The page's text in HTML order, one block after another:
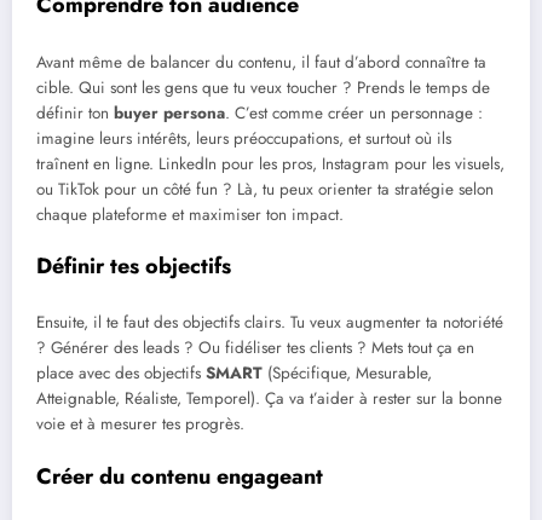
Avant même de balancer du contenu, il faut d’abord connaître ta
cible. Qui sont les gens que tu veux toucher ? Prends le temps de
définir ton buyer persona. C’est comme créer un personnage :
imagine leurs intérêts, leurs préoccupations, et surtout où ils
traînent en ligne. LinkedIn pour les pros, Instagram pour les visuels,
ou TikTok pour un côté fun ? Là, tu peux orienter ta stratégie selon
chaque plateforme et maximiser ton impact.
Définir tes objectifs
Ensuite, il te faut des objectifs clairs. Tu veux augmenter ta notoriété
? Générer des leads ? Ou fidéliser tes clients ? Mets tout ça en
place avec des objectifs SMART (Spécifique, Mesurable,
Atteignable, Réaliste, Temporel). Ça va t’aider à rester sur la bonne
voie et à mesurer tes progrès.
Créer du contenu engageant